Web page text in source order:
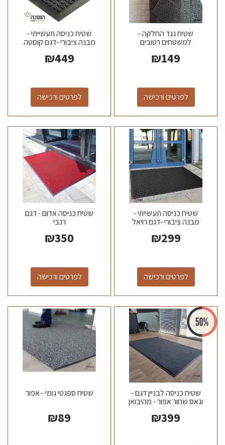
שטיח נגד החלקה -
למשטחים רטובים
₪149
לפרטים ורכישה
שטיח כניסה תעשייתי -
מבנה ציבורי -דגם קוסטה
₪449
לפרטים ורכישה
שטיח כניסה תעשייתי -
מבנה ציבורי -דגם רויאל
₪299
לפרטים ורכישה
שטיח כניסה אדום - דגם
רנבי
₪350
לפרטים ורכישה
שטיח כניסה לבניין דגם -
וגאס שחור אפור - מהיבואן
לצרכן₪399
שטיח ספגטי גומי - אפור
₪89